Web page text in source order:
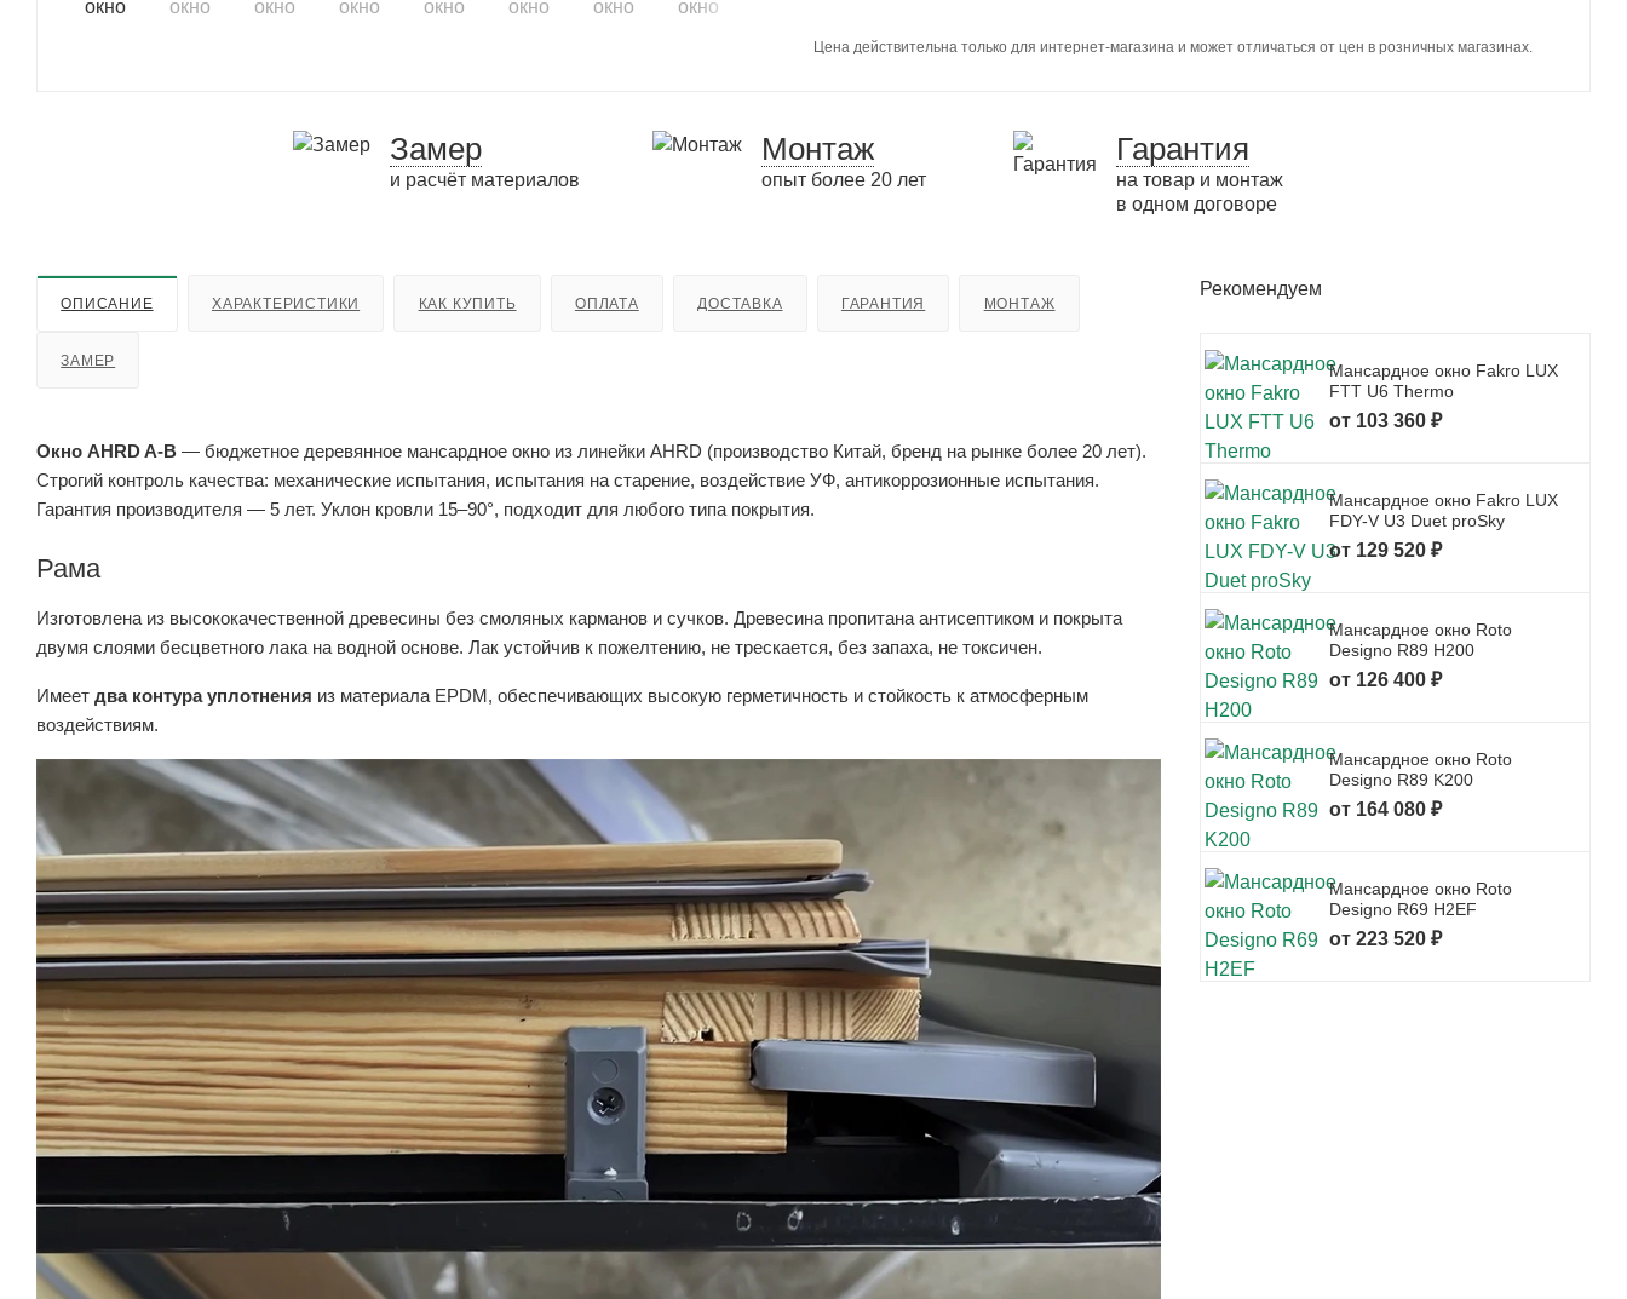
Цена действительна только для интернет-магазина и может отличаться от цен в розничных магазинах.
Замер
и расчёт материалов
Монтаж
опыт более 20 лет
Гарантия
на товар и монтаж
в одном договоре
ОПИСАНИЕ ХАРАКТЕРИСТИКИ КАК КУПИТЬ ОПЛАТА ДОСТАВКА ГАРАНТИЯ МОНТАЖ
ЗАМЕР
Окно AHRD A-B — бюджетное деревянное мансардное окно из линейки AHRD (производство Китай, бренд на рынке более 20 лет).
Строгий контроль качества: механические испытания, испытания на старение, воздействие УФ, антикоррозионные испытания.
Гарантия производителя — 5 лет. Уклон кровли 15–90°, подходит для любого типа покрытия.
Рама
Изготовлена из высококачественной древесины без смоляных карманов и сучков. Древесина пропитана антисептиком и покрыта
двумя слоями бесцветного лака на водной основе. Лак устойчив к пожелтению, не трескается, без запаха, не токсичен.
Имеет два контура уплотнения из материала EPDM, обеспечивающих высокую герметичность и стойкость к атмосферным
воздействиям.
Рекомендуем
Мансардное окно Fakro LUX
FTT U6 Thermo
от 103 360 ₽
Мансардное окно Fakro LUX
FDY-V U3 Duet proSky
от 129 520 ₽
Мансардное окно Roto
Designo R89 H200
от 126 400 ₽
Мансардное окно Roto
Designo R89 K200
от 164 080 ₽
Мансардное окно Roto
Designo R69 H2EF
от 223 520 ₽